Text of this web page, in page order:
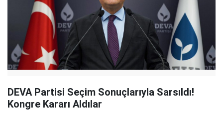
DEVA Partisi Seçim Sonuçlarıyla Sarsıldı!
Kongre Kararı Aldılar